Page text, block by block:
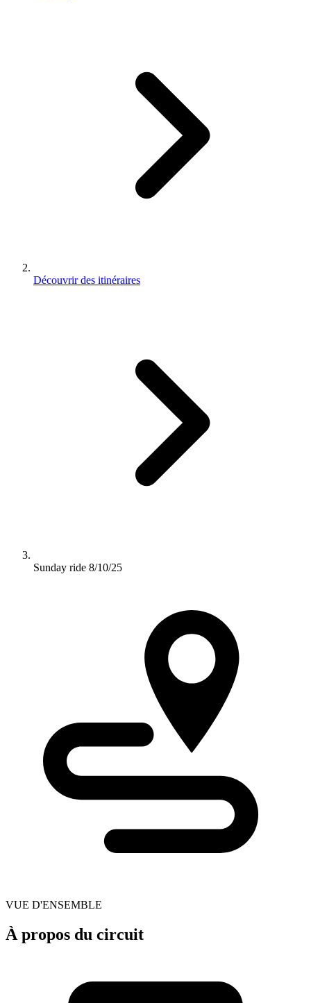
Découvrir des itinéraires
Sunday ride 8/10/25
VUE D'ENSEMBLE
À propos du circuit